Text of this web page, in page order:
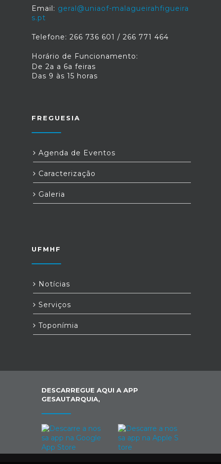
Email: geral@uniaof-malagueirahfigueira
s.pt
Telefone: 266 736 601 / 266 771 464
Horário de Funcionamento:
De 2a a 6a feiras
Das 9 às 15 horas
FREGUESIA
Agenda de Eventos
Caracterização
Galeria
UFMHF
Notícias
Serviços
Toponímia
DESCARREGUE AQUI A APP
GESAUTARQUIA,